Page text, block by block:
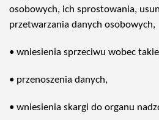
osobowych, ich sprostowania,
przetwarzania danych osobowych,
• wniesienia sprzeciwu wobec
• przenoszenia danych,
• wniesienia skargi do organu